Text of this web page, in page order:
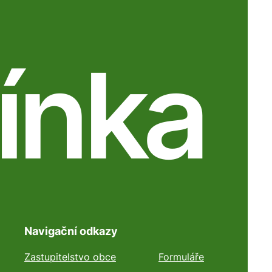
Navigační odkazy
Zastupitelstvo obce Formuláře